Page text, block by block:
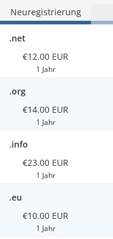
Neuregistrierung
.net
€12.00 EUR
1 Jahr
.org
€14.00 EUR
1 Jahr
.info
€23.00 EUR
1 Jahr
.eu
€10.00 EUR
1 Jahr